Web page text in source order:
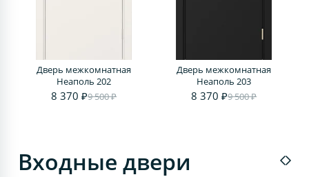
Дверь межкомнатная
Неаполь 202
8 370 ₽9 500 ₽
Дверь межкомнатная
Неаполь 203
8 370 ₽9 500 ₽
Входные двери